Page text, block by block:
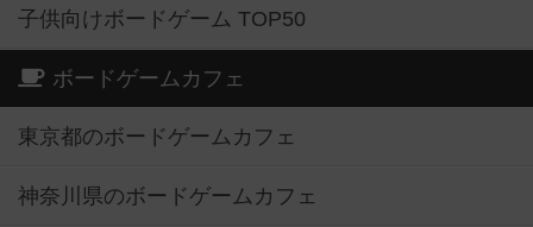
子供向けボードゲーム TOP50
ボードゲームカフェ
東京都のボードゲームカフェ
神奈川県のボードゲームカフェ